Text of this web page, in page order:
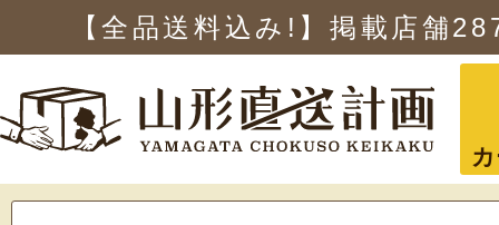
【全品送料込み!】掲載店舗